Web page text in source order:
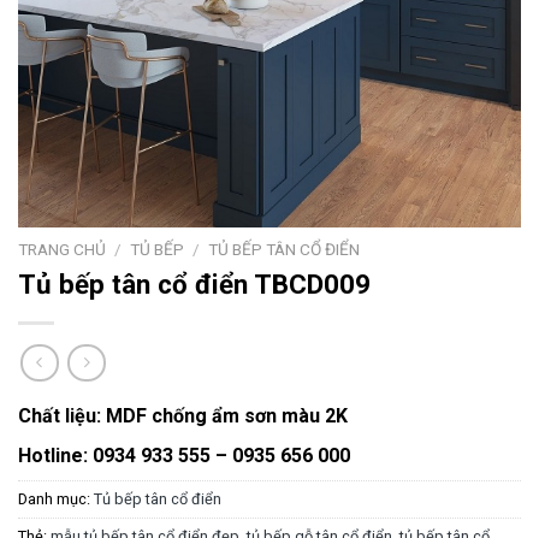
TRANG CHỦ / TỦ BẾP / TỦ BẾP TÂN CỔ ĐIỂN
Tủ bếp tân cổ điển TBCD009
Chất liệu: MDF chống ẩm sơn màu 2K
Hotline: 0934 933 555 – 0935 656 000
Danh mục: Tủ bếp tân cổ điển